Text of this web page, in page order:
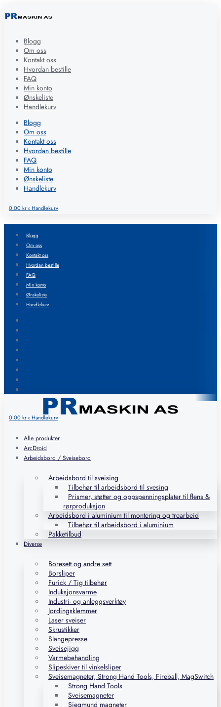
Blogg
Om oss
Kontakt oss
Hvordan bestille
FAQ
Min konto
Ønskeliste
Handlekurv
Blogg
Om oss
Kontakt oss
Hvordan bestille
FAQ
Min konto
Ønskeliste
Handlekurv
0.00kr 0 Handlekurv
Blogg
Om oss
Kontakt oss
Hvordan bestille
FAQ
Min konto
Ønskeliste
Handlekurv
0.00kr 0 Handlekurv
Alle produkter
ArcDroid
Arbeidsbord / Sveisebord
Arbeidsbord til sveising
Tilbehør til arbeidsbord til svesing
Prismer, støtter og oppspenningsplater til flens &
rørproduksjon
Arbeidsbord i aluminium til montering og trearbeid
Tilbehør til arbeidsbord i aluminium
Pakketilbud
Diverse
Boresett og andre sett
Borsliper
Furick / Tig tilbehør
Induksjonsvarme
Industri- og anleggsverktøy
Jordingsklemmer
Laser sveiser
Skrustikker
Slangepresse
Sveisejigg
Varmebehandling
Slipeskiver til vinkelsliper
Sveisemagneter, Strong Hand Tools, Fireball, MagSwitch
Strong Hand Tools
Sveisemagneter
Siegmund magneter